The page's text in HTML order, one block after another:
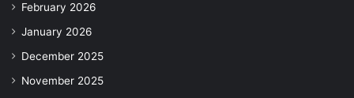
February 2026
January 2026
December 2025
November 2025